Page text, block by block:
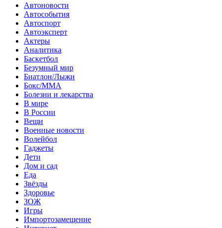
Автоновости
Автособытия
Автоспорт
Автоэксперт
Актеры
Аналитика
Баскетбол
Безумный мир
Биатлон/Лыжи
Бокс/MMA
Болезни и лекарства
В мире
В России
Вещи
Военные новости
Волейбол
Гаджеты
Дети
Дом и сад
Еда
Звёзды
Здоровье
ЗОЖ
Игры
Импортозамещение